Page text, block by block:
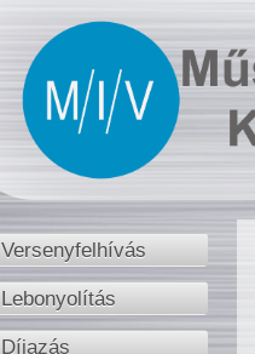
Versenyfelhívás
Lebonyolítás
Díjazás